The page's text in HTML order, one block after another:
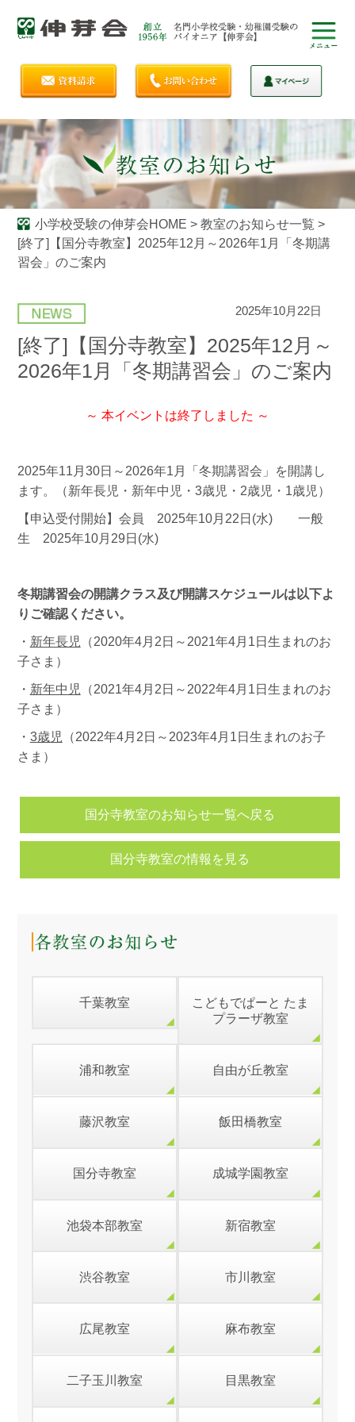
小学校受験の伸芽会HOME > 教室のお知らせ一覧 >
[終了]【国分寺教室】2025年12月～2026年1月「冬期講
習会」のご案内
2025年10月22日
[終了]【国分寺教室】2025年12月～
2026年1月「冬期講習会」のご案内
～ 本イベントは終了しました ～
2025年11月30日～2026年1月「冬期講習会」を開講し
ます。（新年長児・新年中児・3歳児・2歳児・1歳児）
【申込受付開始】会員 2025年10月22日(水) 一般
生 2025年10月29日(水)
冬期講習会の開講クラス及び開講スケジュールは以下よ
りご確認ください。
・ 新年長児 （2020年4月2日～2021年4月1日生まれのお
子さま）
・ 新年中児 （2021年4月2日～2022年4月1日生まれのお
子さま）
・ 3歳児 （2022年4月2日～2023年4月1日生まれのお子
さま）
国分寺教室のお知らせ一覧へ戻る
国分寺教室の情報を見る
千葉教室
こどもでぱーと たま
プラーザ教室
浦和教室 自由が丘教室
藤沢教室 飯田橋教室
国分寺教室 成城学園教室
池袋本部教室 新宿教室
渋谷教室 市川教室
広尾教室 麻布教室
二子玉川教室 目黒教室